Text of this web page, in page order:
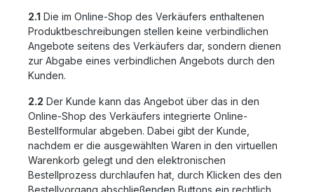
2.1 Die im Online-Shop des Verkäufers enthaltenen
Produktbeschreibungen stellen keine verbindlichen
Angebote seitens des Verkäufers dar, sondern dienen
zur Abgabe eines verbindlichen Angebots durch den
Kunden.
2.2 Der Kunde kann das Angebot über das in den
Online-Shop des Verkäufers integrierte Online-
Bestellformular abgeben. Dabei gibt der Kunde,
nachdem er die ausgewählten Waren in den virtuellen
Warenkorb gelegt und den elektronischen
Bestellprozess durchlaufen hat, durch Klicken des den
Bestellvorgang abschließenden Buttons ein rechtlich